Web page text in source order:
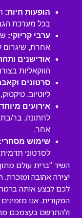
הופעות חיות:
בכל מערכת
ערבי קריוקי:
אחרת, שיגרום
אודישנים
הווקאליות
סרטונים
ליוטיוב,
אירועים
לחתונה, בר/בת
אחר.
שימוש מסחרי:
לסרטוני
יצירה אהובה
לכם לבצע אותה ברמה
המקורית. אנו
ולהתרשם בעצמכם